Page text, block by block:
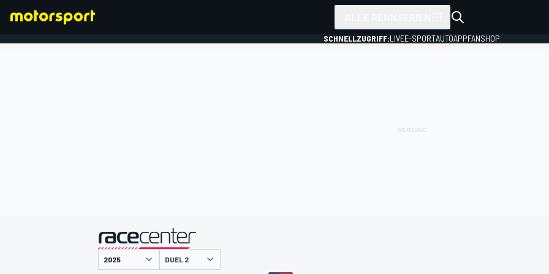
SCHNELLZUGRIFF:LIVEE-SPORTAUTOAPPFANSHOP
DUEL 2